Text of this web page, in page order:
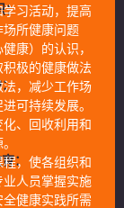
：
学习活动，提高
场所健康问题
健康）的认识，
积极的健康做法
法，减少工作场
可持续发展。
化、回收利用和
：，使各组织和
业人员掌握实施
全健康实践所需